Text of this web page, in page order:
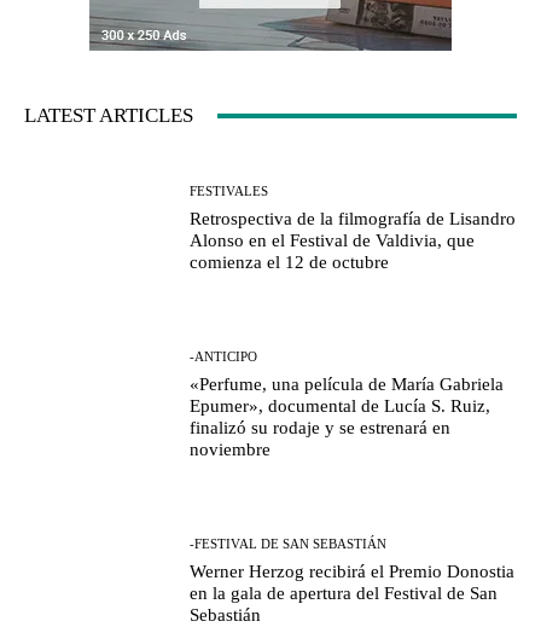
LATEST ARTICLES
FESTIVALES
Retrospectiva de la filmografía de Lisandro
Alonso en el Festival de Valdivia, que
comienza el 12 de octubre
-ANTICIPO
«Perfume, una película de María Gabriela
Epumer», documental de Lucía S. Ruiz,
finalizó su rodaje y se estrenará en
noviembre
-FESTIVAL DE SAN SEBASTIÁN
Werner Herzog recibirá el Premio Donostia
en la gala de apertura del Festival de San
Sebastián